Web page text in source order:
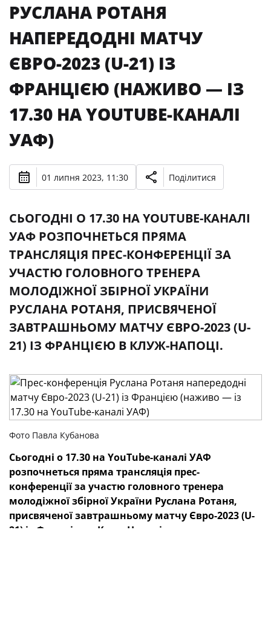
РУСЛАНА РОТАНЯ
НАПЕРЕДОДНІ МАТЧУ
ЄВРО-2023 (U-21) ІЗ
ФРАНЦІЄЮ (НАЖИВО — ІЗ
17.30 НА YOUTUBE-КАНАЛІ
УАФ)
01 липня 2023, 11:30 Поділитися
СЬОГОДНІ О 17.30 НА YOUTUBE-КАНАЛІ
УАФ РОЗПОЧНЕТЬСЯ ПРЯМА
ТРАНСЛЯЦІЯ ПРЕС-КОНФЕРЕНЦІЇ ЗА
УЧАСТЮ ГОЛОВНОГО ТРЕНЕРА
МОЛОДІЖНОЇ ЗБІРНОЇ УКРАЇНИ
РУСЛАНА РОТАНЯ, ПРИСВЯЧЕНОЇ
ЗАВТРАШНЬОМУ МАТЧУ ЄВРО-2023 (U-
21) ІЗ ФРАНЦІЄЮ В КЛУЖ-НАПОЦІ.
Фото Павла Кубанова
Сьогодні о 17.30 на YouTube-каналі УАФ
розпочнеться пряма трансляція прес-
конференції за участю головного тренера
молодіжної збірної України Руслана Ротаня,
присвяченої завтрашньому матчу Євро-2023 (U-
21) із Францією в Клуж-Напоці.